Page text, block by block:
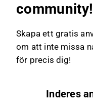
community!
Skapa ett gratis
om att inte missa
för precis dig!
Inderes